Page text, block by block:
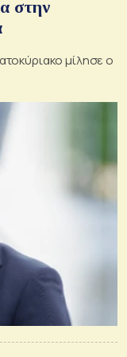
στην
μίλησε ο